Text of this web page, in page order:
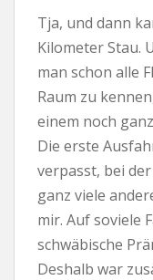
Tja, und dann
Kilometer Stau.
man schon alle
Raum zu
einem noch
Die erste
verpasst, bei
ganz viele
mir. Auf soviele
schwäbische
Deshalb war